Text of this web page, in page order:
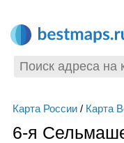
Карта России/ Карта
6-я